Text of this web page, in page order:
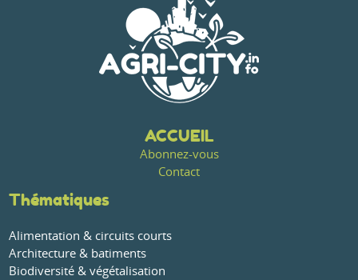
ACCUEIL
Abonnez-vous
Contact
Thématiques
Alimentation & circuits courts
Architecture & batiments
Biodiversité & végétalisation